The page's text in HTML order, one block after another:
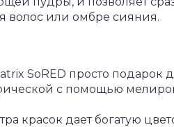
волос или омбре сияния.
SoRED просто
с помощью
красок дает богатую